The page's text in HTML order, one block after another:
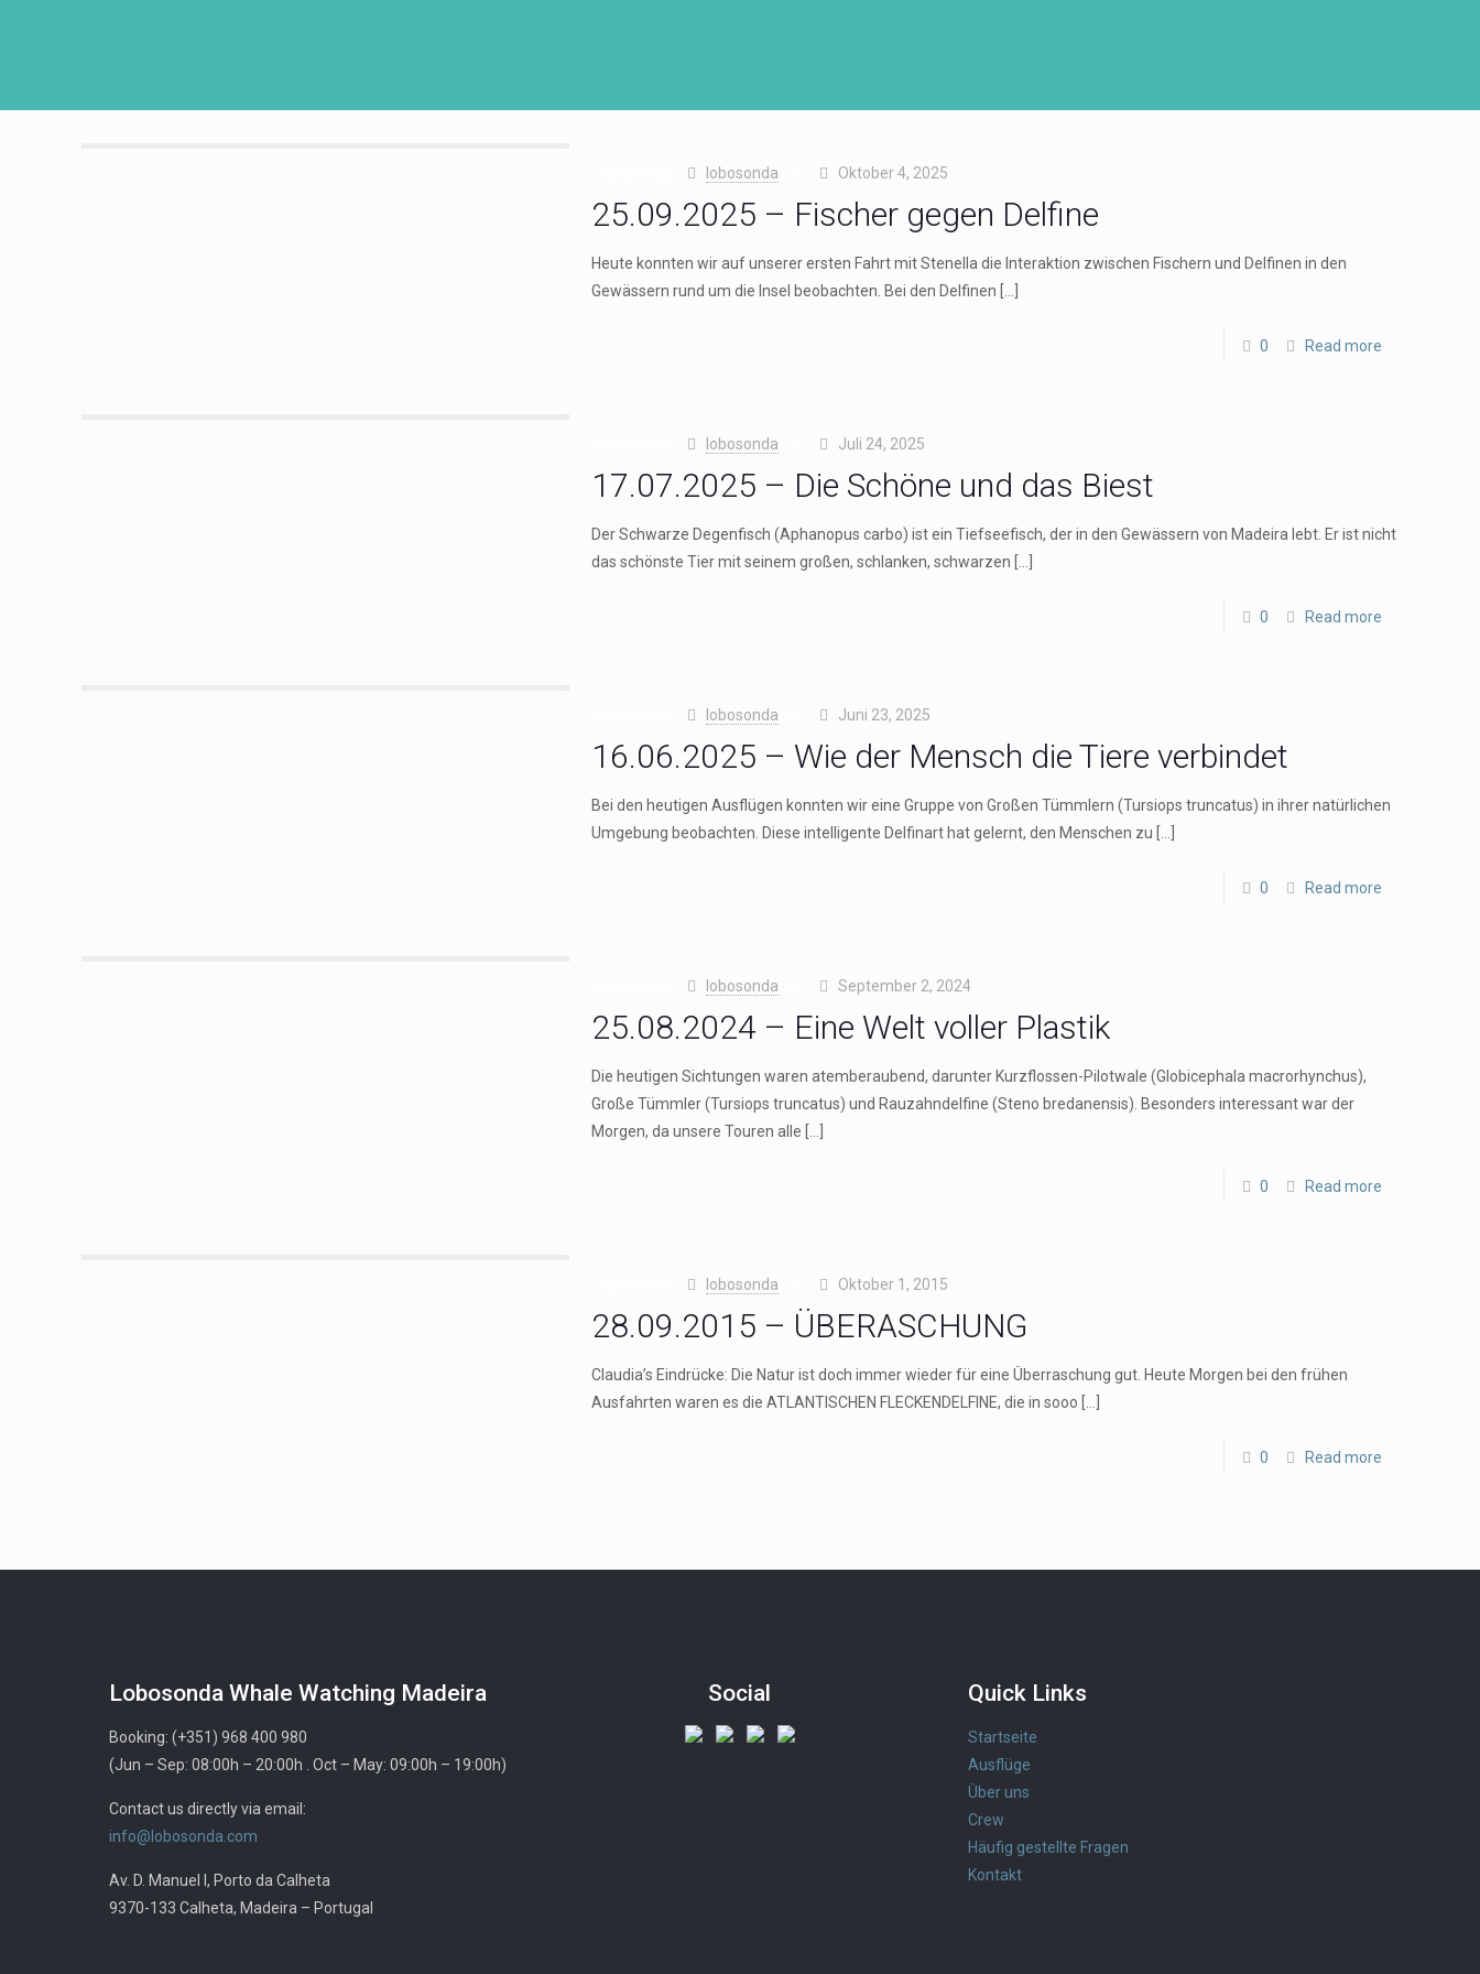
lobosonda Oktober 4, 2025
25.09.2025 – Fischer gegen Delfine
Heute konnten wir auf unserer ersten Fahrt mit Stenella die Interaktion zwischen Fischern und Delfinen in den
Gewässern rund um die Insel beobachten. Bei den Delfinen
0 Read more
lobosonda Juli 24, 2025
17.07.2025 – Die Schöne und das Biest
Der Schwarze Degenfisch (Aphanopus carbo) ist ein Tiefseefisch, der in den Gewässern von Madeira lebt. Er ist nicht
das schönste Tier mit seinem großen, schlanken, schwarzen
0 Read more
lobosonda Juni 23, 2025
16.06.2025 – Wie der Mensch die Tiere verbindet
Bei den heutigen Ausflügen konnten wir eine Gruppe von Großen Tümmlern (Tursiops truncatus) in ihrer natürlichen
Umgebung beobachten. Diese intelligente Delfinart hat gelernt, den Menschen zu
0 Read more
lobosonda September 2, 2024
25.08.2024 – Eine Welt voller Plastik
Die heutigen Sichtungen waren atemberaubend, darunter Kurzflossen-Pilotwale (Globicephala macrorhynchus),
Große Tümmler (Tursiops truncatus) und Rauzahndelfine (Steno bredanensis). Besonders interessant war der
Morgen, da unsere Touren alle
0 Read more
lobosonda Oktober 1, 2015
28.09.2015 – ÜBERASCHUNG
Claudia’s Eindrücke: Die Natur ist doch immer wieder für eine Überraschung gut. Heute Morgen bei den frühen
Ausfahrten waren es die ATLANTISCHEN FLECKENDELFINE, die in sooo
0 Read more
Lobosonda Whale Watching Madeira
Booking: (+351) 968 400 980
(Jun – Sep: 08:00h – 20:00h . Oct – May: 09:00h – 19:00h)
Contact us directly via email:
info@lobosonda.com
Av. D. Manuel I, Porto da Calheta
9370-133 Calheta, Madeira – Portugal
Social Quick Links
Startseite
Ausflüge
Über uns
Crew
Häufig gestellte Fragen
Kontakt